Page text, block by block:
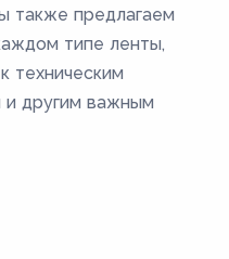
также предлагаем
типе ленты,
техническим
и другим важным